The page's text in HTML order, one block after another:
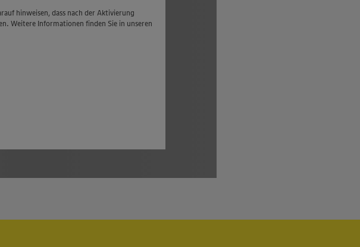
hinweisen, dass nach der Aktivierung
Weitere Informationen finden Sie in unseren